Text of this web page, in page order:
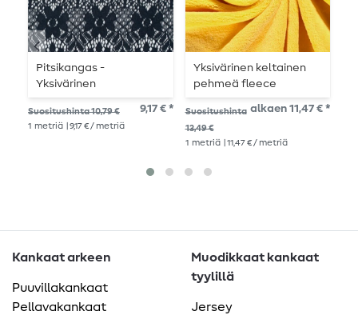
Pitsikangas -
Yksivärinen
Laivastonsininen
Suositushinta 10,79 € 9,17 € *
1 metriä | 9,17 € / metriä
Yksivärinen keltainen
pehmeä fleece
Suositushinta
13,49 €
alkaen 11,47 € *
1 metriä | 11,47 € / metriä
Kankaat arkeen
Puuvillakankaat
Pellavakankaat
Muodikkaat kankaat
tyylillä
Jersey